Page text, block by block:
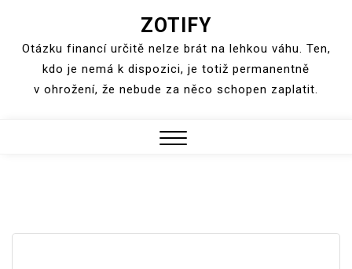
content
ZOTIFY
Otázku financí určitě nelze brát na lehkou váhu. Ten,
kdo je nemá k dispozici, je totiž permanentně
v ohrožení, že nebude za něco schopen zaplatit.